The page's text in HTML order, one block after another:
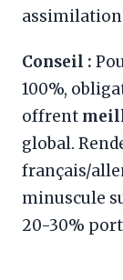
Conseil :
100%,
offrent
global.
français/
minuscule
20-30%